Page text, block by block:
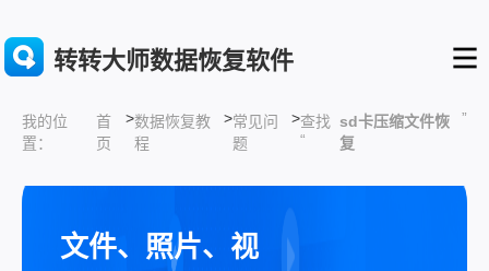
转转大师数据恢复软件
我的位
置：
首
页
>数据恢复教
程
>常见问
题
>查找
“
sd卡压缩文件恢
复
”
文件、照片、视